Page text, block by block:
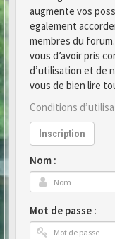
augmente vos
egalement
membres du
vous d’avoir pris
d’utilisation et de
vous de bien lire
Conditions
Inscription
Nom :
Mot de passe :